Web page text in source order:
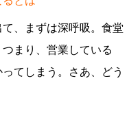
、まずは深呼吸。食堂
まり、営業している
てしまう。さあ、どう